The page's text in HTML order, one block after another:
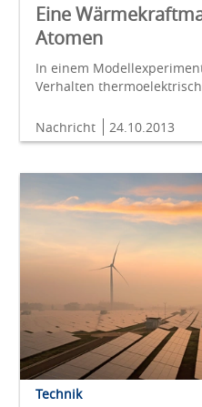
Eine
Atomen
In einem
Verhalten
Nachricht 24.10.2013
Technik